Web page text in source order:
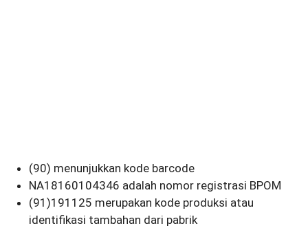
(90) menunjukkan kode barcode
NA18160104346 adalah nomor registrasi BPOM
(91)191125 merupakan kode produksi atau
identifikasi tambahan dari pabrik